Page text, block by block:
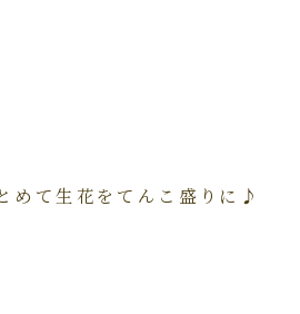
めて生花をてんこ盛りに♪